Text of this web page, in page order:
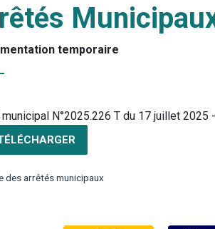
temporaire
N°2025.226 T du 17 juillet 2025 -
des arrêtés municipaux